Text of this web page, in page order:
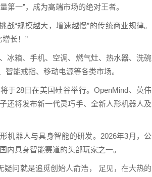
第一”，成为高端市场的绝对王者。
“规模越大，增速越慢”的传统商业规律。
长！”
冰箱、手机、空调、燃气灶、热水器、洗碗
能戒指、移动电源等各类市场。
于28日在美国硅谷举行。OpenMind、英伟
还将发布新一代灵巧手、全新人形机器人及
机器人与具身智能的研发。2026年3月，公
内具身智能赛道的头部玩家之一。
疑问就是追觅创始人俞浩， 足见，在大热的